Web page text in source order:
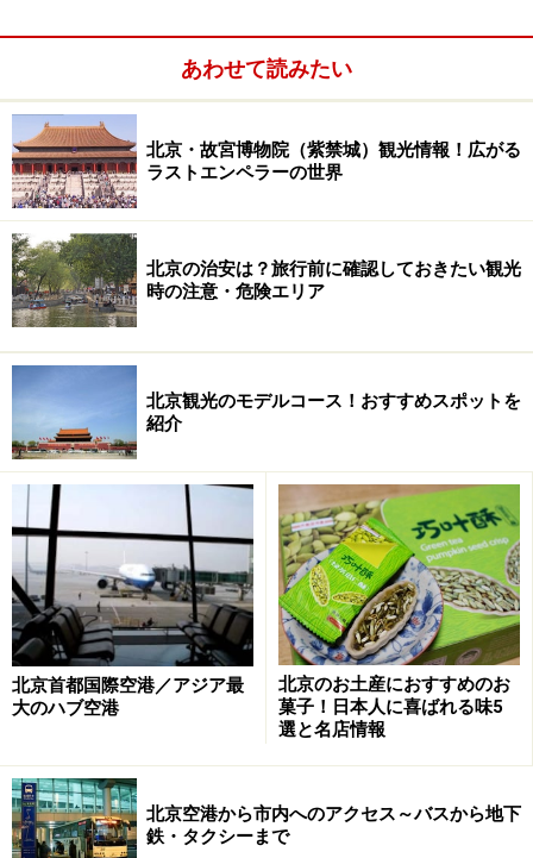
おすすめ5選をご案内する前に、北京の有名菓子店を2軒
ご紹介します。味も雰囲気もとっても地元らしいで、北
京ならではのお菓子を満喫したい人におすすめです。
「稲香村」北京っ子なら誰でも知っている
老舗菓子店
稲香村の菓子はだいたい1つ3、4元（60円強）。写真の菓子
全部で1000円強
店員が電子秤で値段をつける様子。欲しい商品を指でさし
て、数をジェスチャーで伝えれば、大抵理解してくれる
あわせて読みたい
北京・故宮博物院（紫禁城）観光情報！広がる
ラストエンペラーの世界
北京の治安は？旅行前に確認しておきたい観光
時の注意・危険エリア
北京観光のモデルコース！おすすめスポットを
紹介
北京首都国際空港／アジア最
大のハブ空港
北京のお土産におすすめのお
菓子！日本人に喜ばれる味5
選と名店情報
北京空港から市内へのアクセス～バスから地下
鉄・タクシーまで